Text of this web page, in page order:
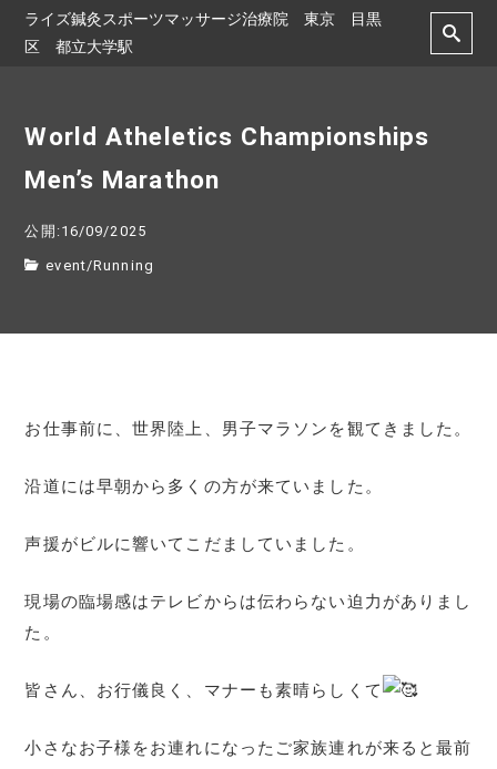
ライズ鍼灸スポーツマッサージ治療院 東京 目黒
区 都立大学駅
World Atheletics Championships
Men’s Marathon
公開:16/09/2025
event/Running
お仕事前に、世界陸上、男子マラソンを観てきました。
沿道には早朝から多くの方が来ていました。
声援がビルに響いてこだましていました。
現場の臨場感はテレビからは伝わらない迫力がありまし
た。
皆さん、お行儀良く、マナーも素晴らしくて
小さなお子様をお連れになったご家族連れが来ると最前